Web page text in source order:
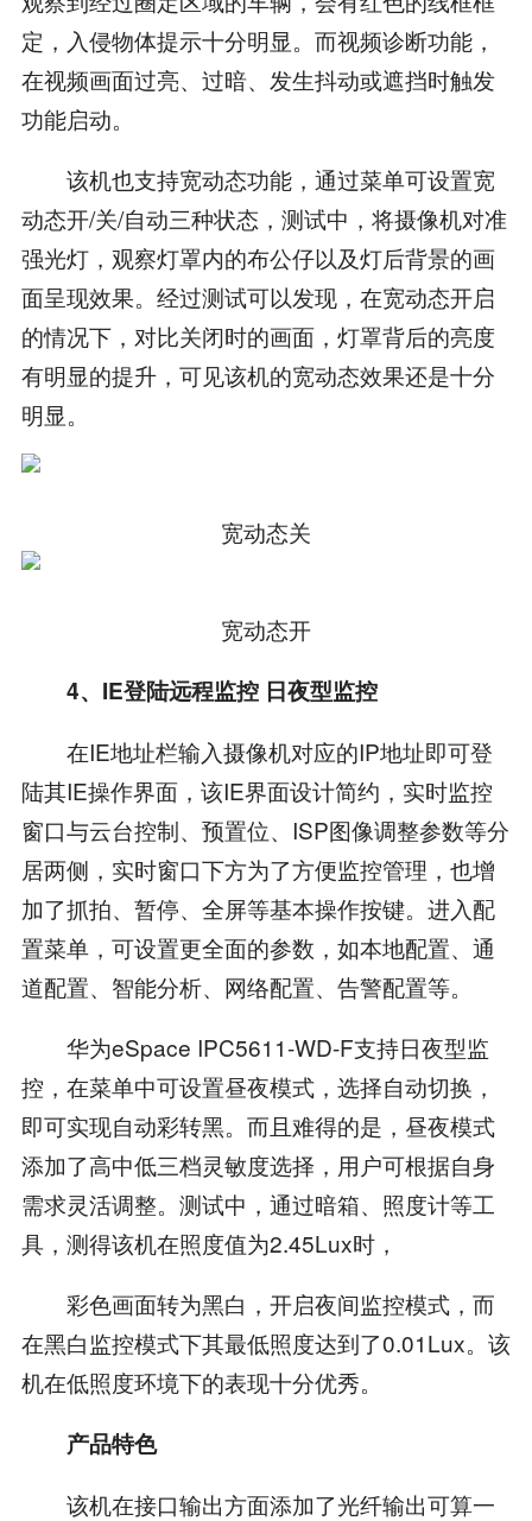
定，入侵物体提示十分明显。而视频诊断功能，
在视频画面过亮、过暗、发生抖动或遮挡时触发
功能启动。
该机也支持宽动态功能，通过菜单可设置宽
动态开/关/自动三种状态，测试中，将摄像机对准
强光灯，观察灯罩内的布公仔以及灯后背景的画
面呈现效果。经过测试可以发现，在宽动态开启
的情况下，对比关闭时的画面，灯罩背后的亮度
有明显的提升，可见该机的宽动态效果还是十分
明显。
宽动态关
宽动态开
4、IE登陆远程监控 日夜型监控
在IE地址栏输入摄像机对应的IP地址即可登
陆其IE操作界面，该IE界面设计简约，实时监控
窗口与云台控制、预置位、ISP图像调整参数等分
居两侧，实时窗口下方为了方便监控管理，也增
加了抓拍、暂停、全屏等基本操作按键。进入配
置菜单，可设置更全面的参数，如本地配置、通
道配置、智能分析、网络配置、告警配置等。
华为eSpace IPC5611-WD-F支持日夜型监
控，在菜单中可设置昼夜模式，选择自动切换，
即可实现自动彩转黑。而且难得的是，昼夜模式
添加了高中低三档灵敏度选择，用户可根据自身
需求灵活调整。测试中，通过暗箱、照度计等工
具，测得该机在照度值为2.45Lux时，
彩色画面转为黑白，开启夜间监控模式，而
在黑白监控模式下其最低照度达到了0.01Lux。该
机在低照度环境下的表现十分优秀。
产品特色
该机在接口输出方面添加了光纤输出可算一